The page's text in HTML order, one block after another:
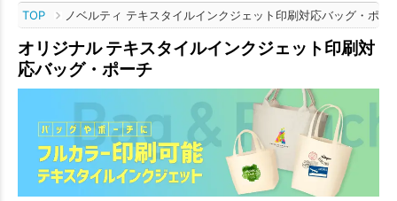
TOP ノベルティ テキスタイルインクジェット印刷対応バッグ・ポー
オリジナル テキスタイルインクジェット印刷対
応バッグ・ポーチ